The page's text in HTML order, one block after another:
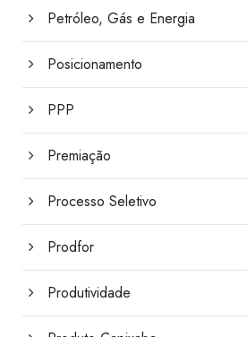
Petróleo, Gás e Energia
Posicionamento
PPP
Premiação
Processo Seletivo
Prodfor
Produtividade